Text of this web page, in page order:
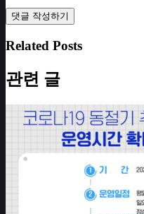
Related Posts
관련 글